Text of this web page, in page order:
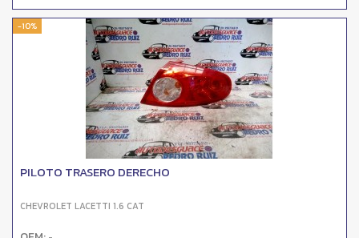
-10%
PILOTO TRASERO DERECHO
CHEVROLET LACETTI 1.6 CAT